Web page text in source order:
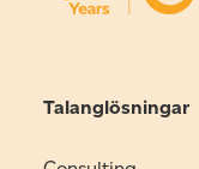
Talanglösningar